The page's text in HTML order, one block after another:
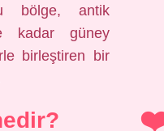
bölge, antik
kadar güney
birleştiren bir